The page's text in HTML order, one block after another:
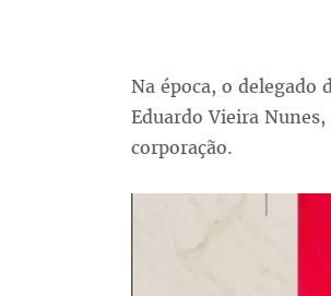
Na época, o delegado
Eduardo Vieira
corporação.